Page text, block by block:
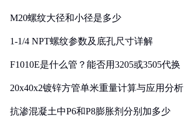
M20螺纹大径和小径是多少
1-1/4 NPT螺纹参数及底孔尺寸详解
F1010E是什么管？能否用3205或3505代换
20x40x2镀锌方管单米重量计算与应用分析
抗渗混凝土中P6和P8膨胀剂分别加多少